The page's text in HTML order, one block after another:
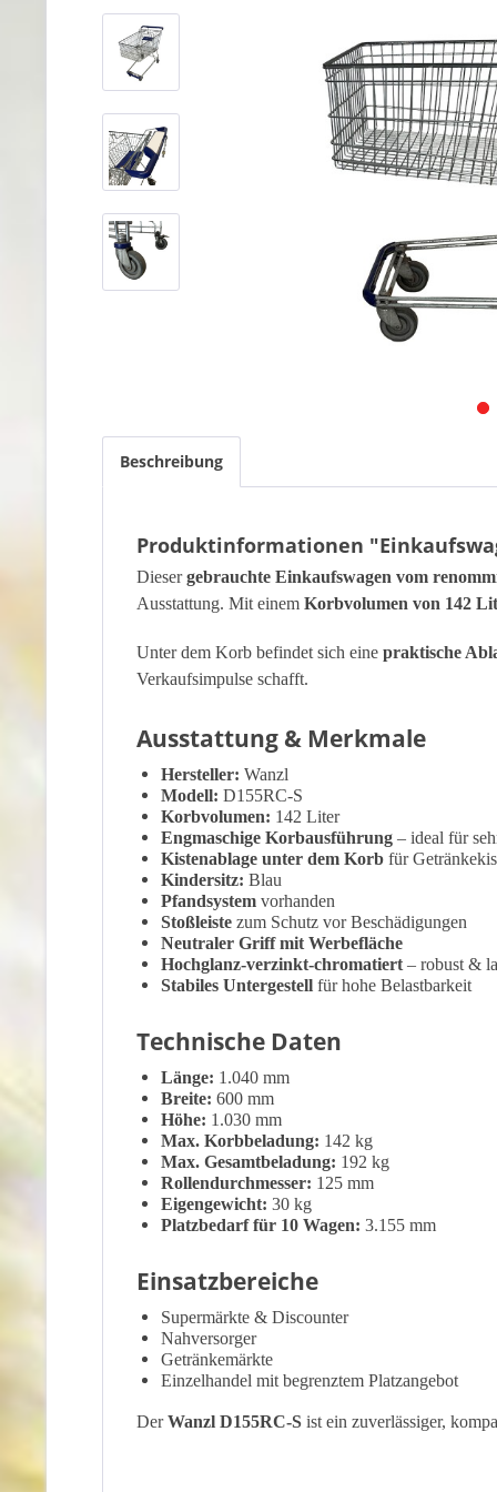
Beschreibung
Produktinformationen
Diesergebrauchte Einkaufswagen vom
Ausstattung. Mit einem Korbvolumen von 142
Unter dem Korb befindet sich eine praktische
Verkaufsimpulse schafft.
Ausstattung & Merkmale
Hersteller: Wanzl
Modell: D155RC-S
Korbvolumen: 142 Liter
Engmaschige Korbausführung – ideal für
Kistenablage unter dem Korb für
Kindersitz: Blau
Pfandsystem vorhanden
Stoßleiste zum Schutz vor Beschädigungen
Neutraler Griff mit Werbefläche
Hochglanz-verzinkt-chromatiert – robust &
Stabiles Untergestell für hohe Belastbarkeit
Technische Daten
Länge: 1.040 mm
Breite: 600 mm
Höhe: 1.030 mm
Max. Korbbeladung: 142 kg
Max. Gesamtbeladung: 192 kg
Rollendurchmesser: 125 mm
Eigengewicht: 30 kg
Platzbedarf für 10 Wagen: 3.155 mm
Einsatzbereiche
Supermärkte & Discounter
Nahversorger
Getränkemärkte
Einzelhandel mit begrenztem Platzangebot
DerWanzl D155RC-S ist ein zuverlässiger,